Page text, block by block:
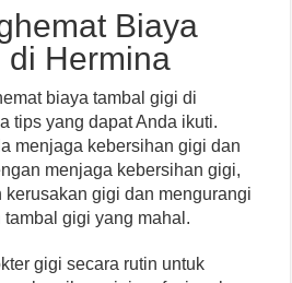
Biaya
di Hermina
biaya tambal gigi di
tips yang dapat Anda ikuti.
menjaga kebersihan gigi dan
menjaga kebersihan gigi,
gigi dan mengurangi
gigi yang mahal.
gigi secara rutin untuk